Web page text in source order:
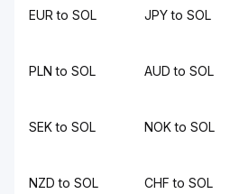
EUR to SOL JPY to SOL
PLN to SOL AUD to SOL
SEK to SOL NOK to SOL
NZD to SOL CHF to SOL